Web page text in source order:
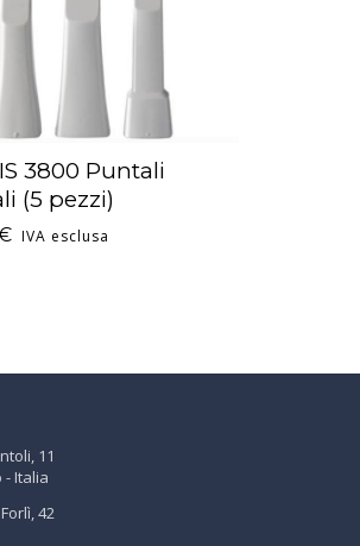
AL CARRELLO
3800 Puntali
(5 pezzi)
IVA esclusa
11
- Italia
42